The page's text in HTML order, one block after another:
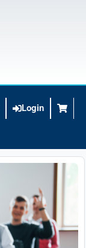
Login